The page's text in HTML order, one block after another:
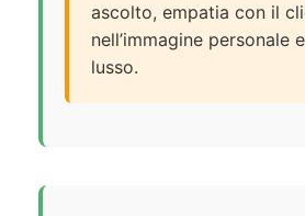
ascolto, empatia con il
nell’immagine personale
lusso.